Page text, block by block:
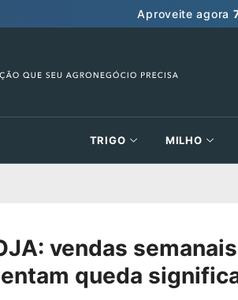
Aproveite agora
TRIGO MILHO
vendas
queda